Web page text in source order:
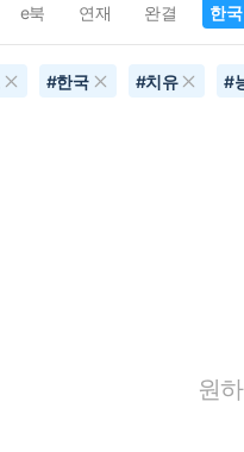
e북 연재 완결 한국
#한국 #치유 #
원